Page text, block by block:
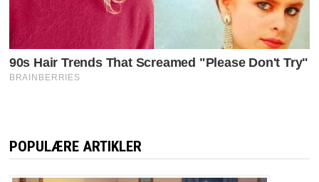
POPULÆRE ARTIKLER